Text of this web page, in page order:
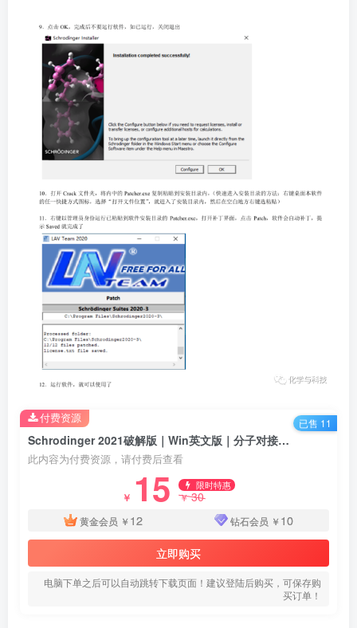
Schrodinger 2021破解版｜Win英文版｜分子对接模拟软件｜下载及安装教程
此内容为付费资源，请付费后查看
￥ 15 限时特惠
￥30
黄金会员 ￥ 12 钻石会员 ￥ 10
立即购买
电脑下单之后可以自动跳转下载页面！建议登陆后购买，可保存购
买订单！
付费资源 已售 11